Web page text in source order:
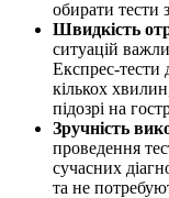
обирати тести
Швидкість
ситуацій
Експрес-тести
кількох
підозрі на
Зручність
проведення
сучасних
та не